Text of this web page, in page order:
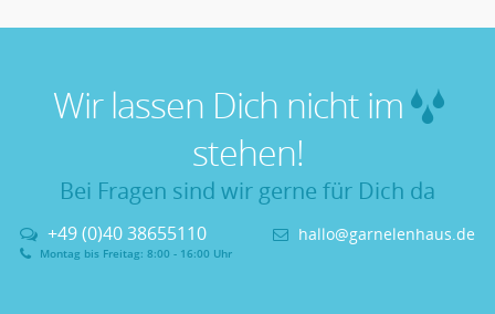
Wir lassen Dich nicht im
stehen!
Bei Fragen sind wir gerne für Dich da
+49 (0)40 38655110
Montag bis Freitag: 8:00 - 16:00 Uhr
hallo@garnelenhaus.de